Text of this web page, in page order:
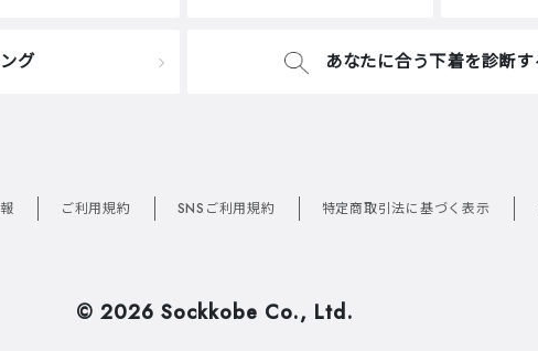
グ あなたに合う下着を診断す
ご利用規約 SNSご利用規約 特定商取引法に基づく表示
© 2026 Sockkobe Co., Ltd.